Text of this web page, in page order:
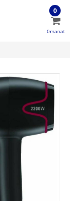
0
0manat